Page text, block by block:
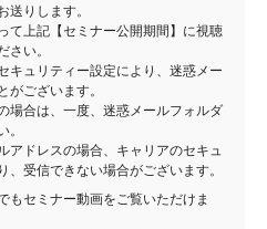
送りします。
て上記【セミナー公開期間】に視聴
さい。
キュリティー設定により、迷惑メー
がございます。
場合は、一度、迷惑メールフォルダ
。
アドレスの場合、キャリアのセキュ
、受信できない場合がございます。
もセミナー動画をご覧いただけま